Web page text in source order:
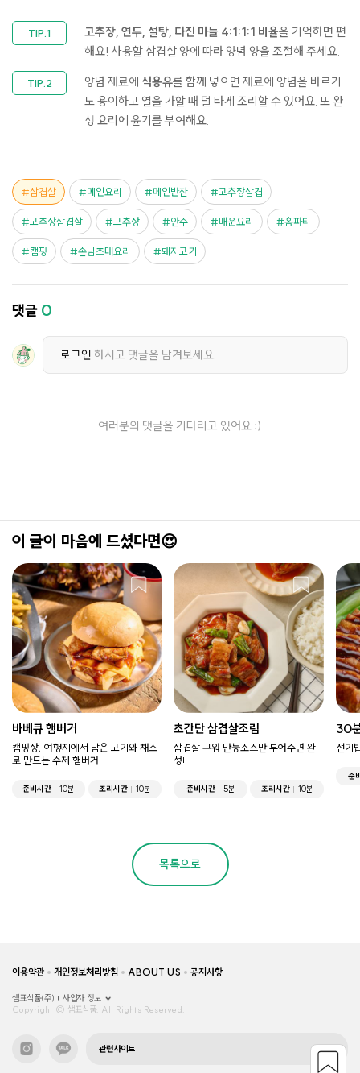
고추장, 연두, 설탕, 다진 마늘 4:1:1:1 비율을 기억하면 편
해요!​ 사용할 삼겹살 양에 따라 양념 양을 조절해 주세요. ​
양념 재료에 식용유를 함께 넣으면 재료에 양념을 바르기
도 용이하고 열을 가할 때 덜 타게 조리할 수 있어요. 또 완
성 요리에 윤기를 부여해요.​
삼겹살 메인요리 메인반찬 고추장삼겹
고추장삼겹살 고추장 안주 매운요리 홈파티
캠핑 손님초대요리 돼지고기
댓글 0
로그인 하시고 댓글을 남겨보세요.
여러분의 댓글을 기다리고 있어요 :)
이 글이 마음에 드셨다면😍
바베큐 햄버거
캠핑장, 여행지에서 남은 고기와 채소
로 만드는 수제 햄버거
준비시간 10분 조리시간 10분
초간단 삼겹살조림
삼겹살 구워 만능소스만 부어주면 완
성!
준비시간 5분 조리시간 10분
30
전기
준
목록으로
이용약관 개인정보처리방침 ABOUT US 공지사항
샘표식품(주)
사업자 정보
Copyright © 샘표식품, All Rights Reserved.
관련사이트